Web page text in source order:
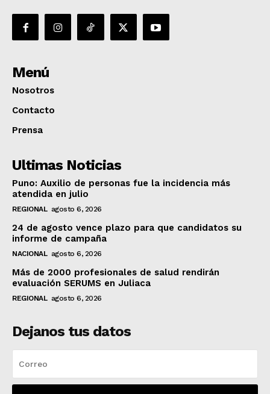
Menú
Nosotros
Contacto
Prensa
Ultimas Noticias
Puno: Auxilio de personas fue la incidencia más
atendida en julio
REGIONAL agosto 6, 2026
24 de agosto vence plazo para que candidatos su
informe de campaña
NACIONAL agosto 6, 2026
Más de 2000 profesionales de salud rendirán
evaluación SERUMS en Juliaca
REGIONAL agosto 6, 2026
Dejanos tus datos